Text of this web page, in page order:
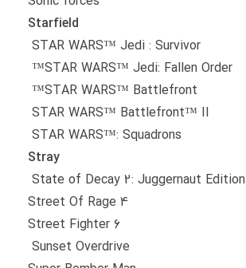
Starfield
STAR WARS™ Jedi : Survivor
STAR WARS™ Jedi: Fallen Order™
STAR WARS™ Battlefront™
STAR WARS™ Battlefront™ II
STAR WARS™: Squadrons
Stray
State of Decay 2: Juggernaut Edition
Street Of Rage 4
Street Fighter 6
Sunset Overdrive